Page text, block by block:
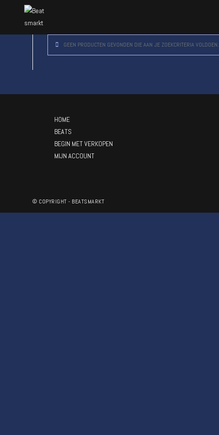
GEEN PRODUCTEN GEVONDEN DIE AAN JE ZOEKCRITERIA VOLDOEN.
HOME
BEATS
BEGIN MET VERKOPEN
MIJN ACCOUNT
© COPYRIGHT - BEATSMARKT